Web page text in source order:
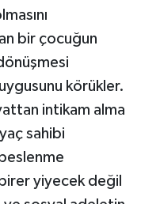
bir çocuğun
körükler.
intikam alma
sahibi
beslenme
yiyecek değil